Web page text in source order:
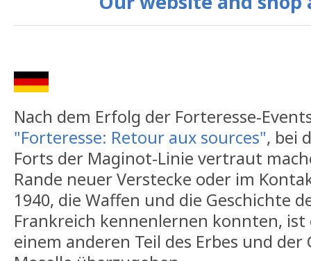
Nach dem Erfolg der Forteresse-
"Forteresse: Retour aux sources", bei
Forts der Maginot-Linie vertraut
Rande neuer Verstecke oder im
1940, die Waffen und die Geschichte
Frankreich kennenlernen konnten, ist
einem anderen Teil des Erbes und der